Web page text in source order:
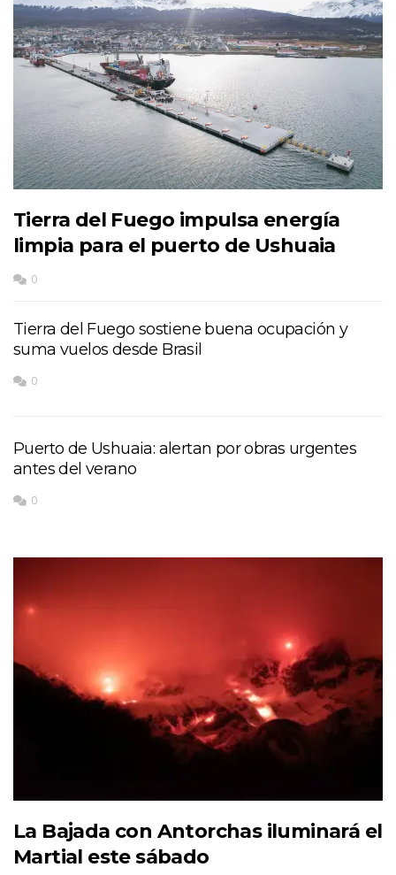
Tierra del Fuego impulsa energía
limpia para el puerto de Ushuaia
0
Tierra del Fuego sostiene buena ocupación y
suma vuelos desde Brasil
0
Puerto de Ushuaia: alertan por obras urgentes
antes del verano
0
La Bajada con Antorchas iluminará el
Martial este sábado